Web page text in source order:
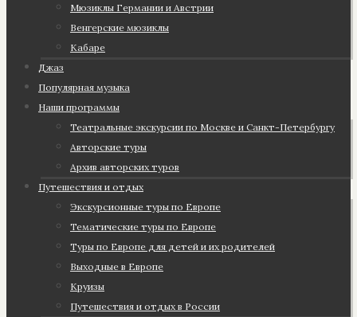
Мюзиклы Германии и Австрии
Венгерские мюзиклы
Кабаре
Джаз
Популярная музыка
Наши программы
Театральные экскурсии по Москве и Санкт-Петербургу
Авторские туры
Архив авторских туров
Путешествия и отдых
Экскурсионные туры по Европе
Тематические туры по Европе
Туры по Европе для детей и их родителей
Выходные в Европе
Круизы
Путешествия и отдых в России